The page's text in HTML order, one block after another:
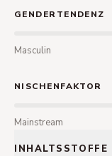
GENDERTENDENZ
Masculin
NISCHENFAKTOR
Mainstream